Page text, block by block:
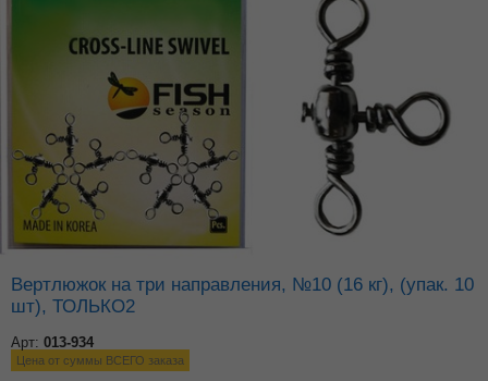
Вертлюжок на три направления, №10 (16 кг), (упак. 10
шт), ТОЛЬКО2
Арт: 013-934
Цена от суммы ВСЕГО заказа